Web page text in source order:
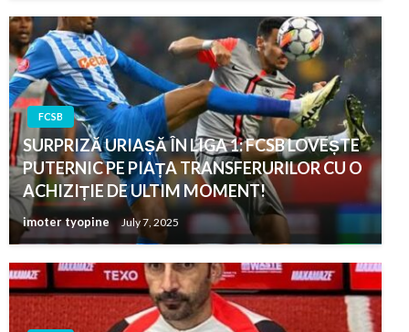
FCSB
SURPRIZĂ URIAȘĂ ÎN LIGA 1: FCSB LOVEȘTE
PUTERNIC PE PIAȚA TRANSFERURILOR CU O
ACHIZIȚIE DE ULTIM MOMENT!
imoter tyopine July 7, 2025